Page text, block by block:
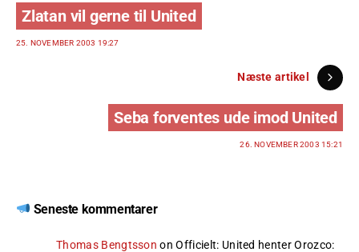
Zlatan vil gerne til United
25. NOVEMBER 2003 19:27
Næste artikel
Seba forventes ude imod United
26. NOVEMBER 2003 15:21
Seneste kommentarer
Thomas Bengtsson onOfficielt: United henter Orozco: